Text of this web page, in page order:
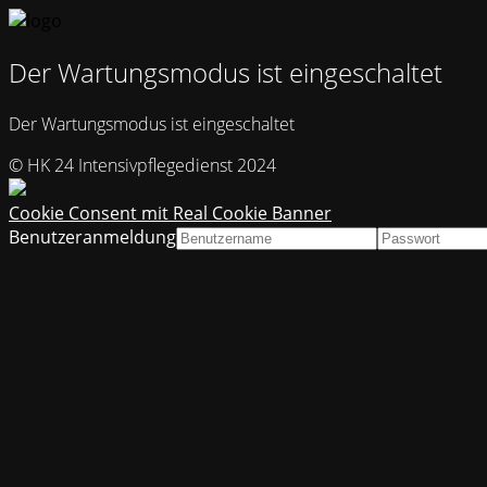
Der Wartungsmodus ist eingeschaltet
Der Wartungsmodus ist eingeschaltet
© HK 24 Intensivpflegedienst 2024
Cookie Consent mit Real Cookie Banner
Benutzeranmeldung